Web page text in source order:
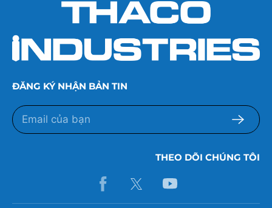
ĐĂNG KÝ NHẬN BẢN TIN
THEO DÕI CHÚNG TÔI